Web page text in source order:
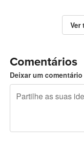
Ver
Comentários
Deixar um comentário